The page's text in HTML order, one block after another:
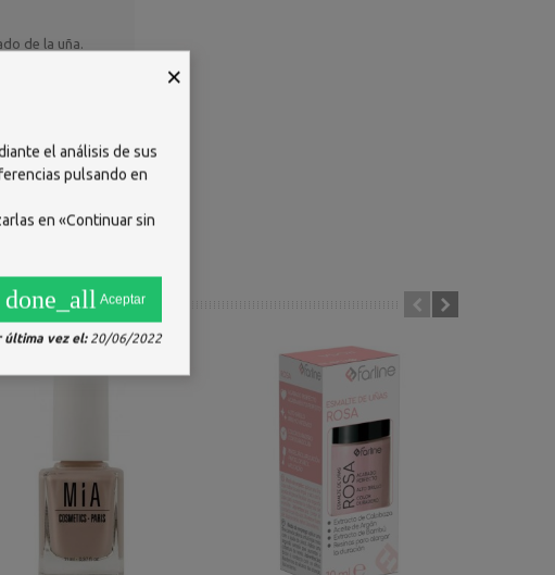
de la uña.
de la uña.
superficie de la
Isopropyl
Styrene/
×
el análisis de sus
pulsando en
en «Continuar sin
done_all Aceptar
última vez el:20/06/2022